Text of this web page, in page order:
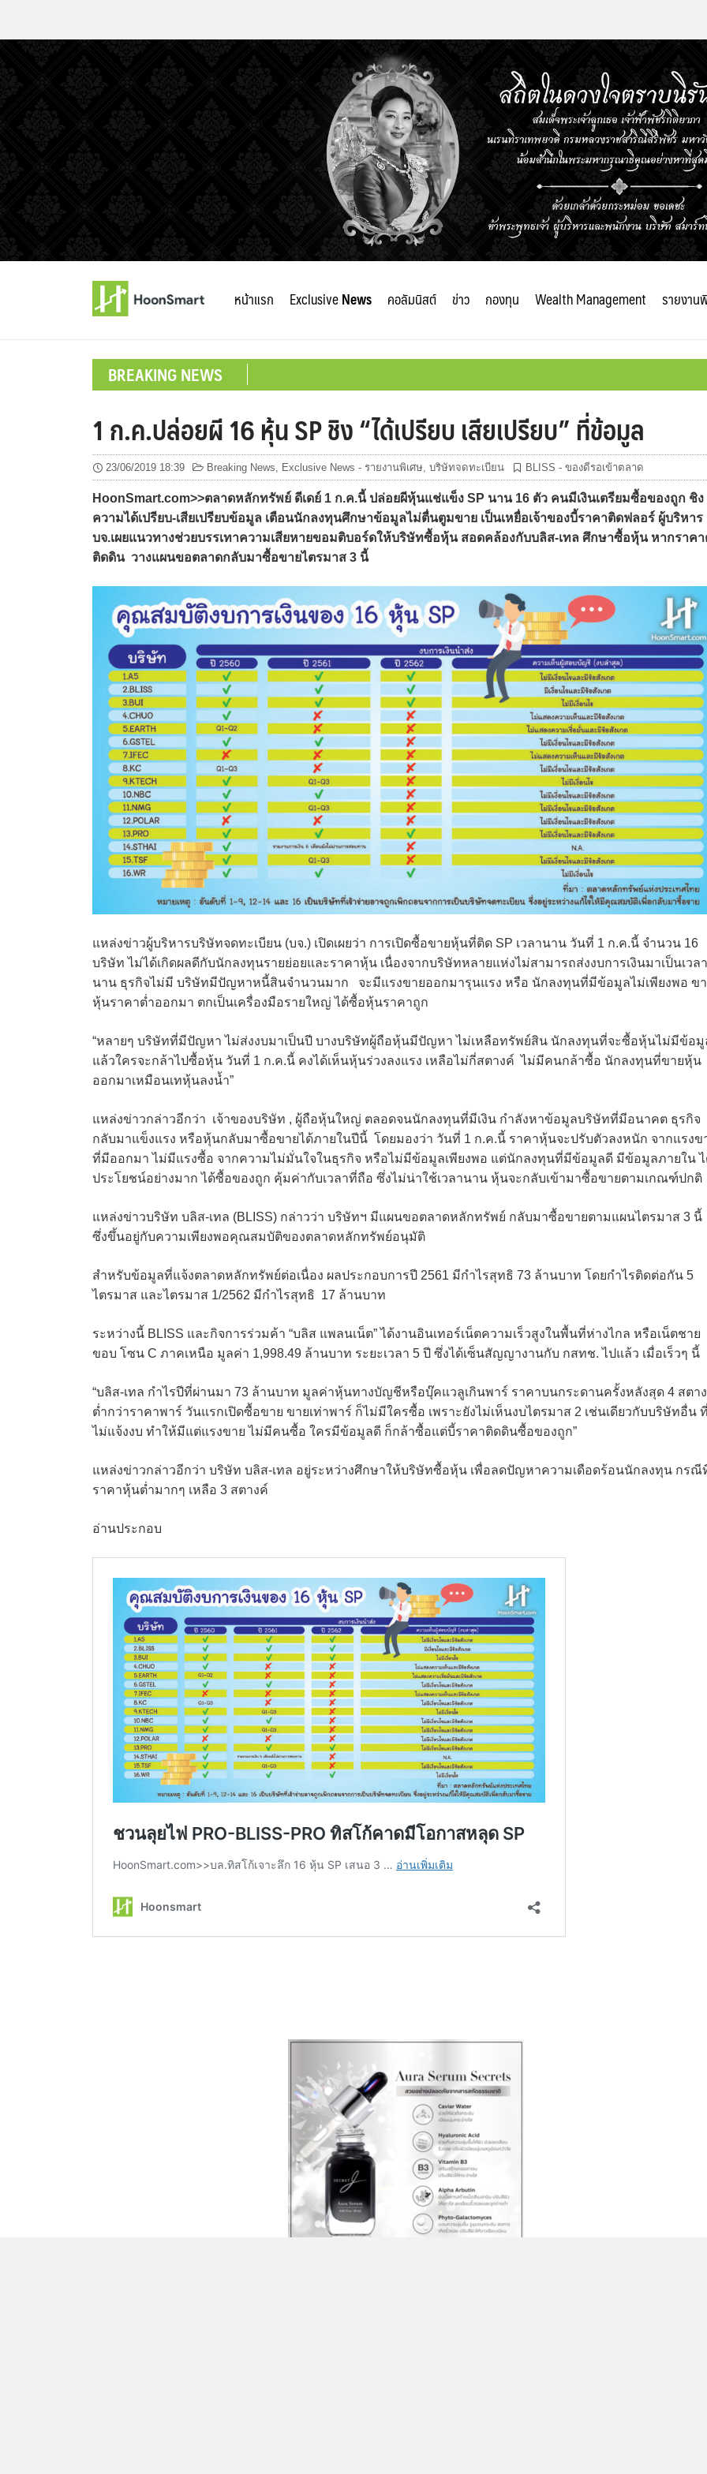
หน้าแรก ExclusiveNews คอลัมนิสต์ ข่าว กองทุน Wealth Management รายงาน
BREAKING NEWS
1 ก.ค.ปล่อยผี 16 หุ้น SP ชิง “ได้เปรียบ เสียเปรียบ” ที่ข้อมูล
23/06/2019 18:39 Breaking News, Exclusive News - รายงานพิเศษ, บริษัทจดทะเบียน BLISS - ของดีรอเข้าตลาด
HoonSmart.com>>ตลาดหลักทรัพย์ ดีเดย์ 1 ก.ค.นี้ ปล่อยผีหุ้นแช่แข็ง SP นาน 16 ตัว คนมีเงินเตรียมซื้อของถูก ชิง
ความได้เปรียบ-เสียเปรียบข้อมูล เตือนนักลงทุนศึกษาข้อมูลไม่ตื่นตูมขาย เป็นเหยื่อเจ้าของบี้ราคาติดฟลอร์ ผู้บริหาร
บจ.เผยแนวทางช่วยบรรเทาความเสียหายขอมติบอร์ดให้บริษัทซื้อหุ้น สอดคล้องกับบลิส-เทล ศึกษาซื้อหุ้น หากราคา
ติดดิน วางแผนขอตลาดกลับมาซื้อขายไตรมาส 3 นี้
แหล่งข่าวผู้บริหารบริษัทจดทะเบียน (บจ.) เปิดเผยว่า การเปิดซื้อขายหุ้นที่ติด SP เวลานาน วันที่ 1 ก.ค.นี้ จำนวน 16
บริษัท ไม่ได้เกิดผลดีกับนักลงทุนรายย่อยและราคาหุ้น เนื่องจากบริษัทหลายแห่งไม่สามารถส่งงบการเงินมาเป็นเวลา
นาน ธุรกิจไม่มี บริษัทมีปัญหาหนี้สินจำนวนมาก จะมีแรงขายออกมารุนแรง หรือ นักลงทุนที่มีข้อมูลไม่เพียงพอ ข
หุ้นราคาต่ำออกมา ตกเป็นเครื่องมือรายใหญ่ ได้ซื้อหุ้นราคาถูก
“หลายๆ บริษัทที่มีปัญหา ไม่ส่งงบมาเป็นปี บางบริษัทผู้ถือหุ้นมีปัญหา ไม่เหลือทรัพย์สิน นักลงทุนที่จะซื้อหุ้นไม่มีข้อมู
แล้วใครจะกล้าไปซื้อหุ้น วันที่ 1 ก.ค.นี้ คงได้เห็นหุ้นร่วงลงแรง เหลือไม่กี่สตางค์ ไม่มีคนกล้าซื้อ นักลงทุนที่ขายหุ้น
ออกมาเหมือนเทหุ้นลงน้ำ”
แหล่งข่าวกล่าวอีกว่า เจ้าของบริษัท , ผู้ถือหุ้นใหญ่ ตลอดจนนักลงทุนที่มีเงิน กำลังหาข้อมูลบริษัทที่มีอนาคต ธุรกิจ
กลับมาแข็งแรง หรือหุ้นกลับมาซื้อขายได้ภายในปีนี้ โดยมองว่า วันที่ 1 ก.ค.นี้ ราคาหุ้นจะปรับตัวลงหนัก จากแรงข
ที่มีออกมา ไม่มีแรงซื้อ จากความไม่มั่นใจในธุรกิจ หรือไม่มีข้อมูลเพียงพอ แต่นักลงทุนที่มีข้อมูลดี มีข้อมูลภายใน
ประโยชน์อย่างมาก ได้ซื้อของถูก คุ้มค่ากับเวลาที่ถือ ซึ่งไม่น่าใช้เวลานาน หุ้นจะกลับเข้ามาซื้อขายตามเกณฑ์ปกติ
แหล่งข่าวบริษัท บลิส-เทล (BLISS) กล่าวว่า บริษัทฯ มีแผนขอตลาดหลักทรัพย์ กลับมาซื้อขายตามแผนไตรมาส 3 นี้
ซึ่งขึ้นอยู่กับความเพียงพอคุณสมบัติของตลาดหลักทรัพย์อนุมัติ
สำหรับข้อมูลที่แจ้งตลาดหลักทรัพย์ต่อเนื่อง ผลประกอบการปี 2561 มีกำไรสุทธิ 73 ล้านบาท โดยกำไรติดต่อกัน 5
ไตรมาส และไตรมาส 1/2562 มีกำไรสุทธิ 17 ล้านบาท
ระหว่างนี้ BLISS และกิจการร่วมค้า “บลิส แพลนเน็ต” ได้งานอินเทอร์เน็ตความเร็วสูงในพื้นที่ห่างไกล หรือเน็ตชาย
ขอบ โซน C ภาคเหนือ มูลค่า 1,998.49 ล้านบาท ระยะเวลา 5 ปี ซึ่งได้เซ็นสัญญางานกับ กสทช. ไปแล้ว เมื่อเร็วๆ นี้
“บลิส-เทล กำไรปีที่ผ่านมา 73 ล้านบาท มูลค่าหุ้นทางบัญชีหรือบุ๊คแวลูเกินพาร์ ราคาบนกระดานครั้งหลังสุด 4 สตา
ต่ำกว่าราคาพาร์ วันแรกเปิดซื้อขาย ขายเท่าพาร์ ก็ไม่มีใครซื้อ เพราะยังไม่เห็นงบไตรมาส 2 เช่นเดียวกับบริษัทอื่น ที่
ไม่แจ้งงบ ทำให้มีแต่แรงขาย ไม่มีคนซื้อ ใครมีข้อมูลดี ก็กล้าซื้อแต่บี้ราคาติดดินซื้อของถูก”
แหล่งข่าวกล่าวอีกว่า บริษัท บลิส-เทล อยู่ระหว่างศึกษาให้บริษัทซื้อหุ้น เพื่อลดปัญหาความเดือดร้อนนักลงทุน กรณี
ราคาหุ้นต่ำมากๆ เหลือ 3 สตางค์
อ่านประกอบ